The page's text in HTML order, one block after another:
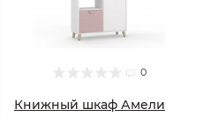
0
Книжный шкаф Амели